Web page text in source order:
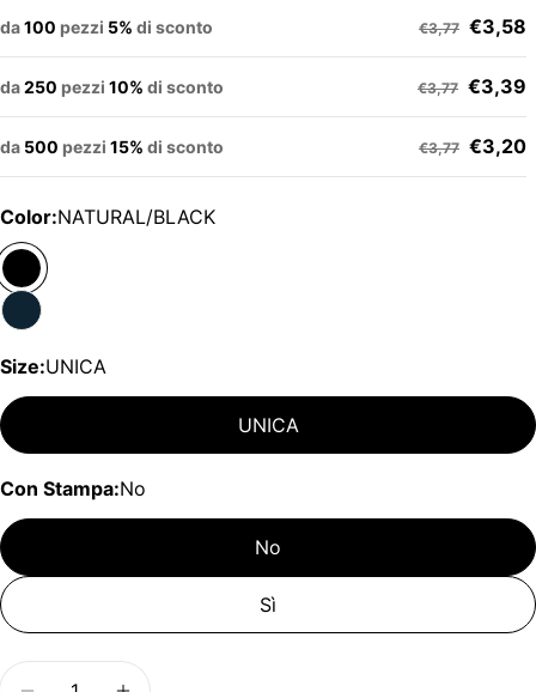
da100 pezzi 5% di sconto €3,77 €3,58
da250 pezzi 10% di sconto €3,77 €3,39
da 500 pezzi 15% di sconto €3,77 €3,20
Color:NATURAL/BLACK
Size:UNICA
UNICA
Con Stampa:No
No
Sì